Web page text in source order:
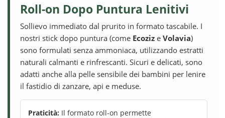
Roll-on Dopo Puntura Lenitivi
Sollievo immediato dal prurito in formato tascabile. I
nostri stick dopo puntura (come Ecoziz e Volavia)
sono formulati senza ammoniaca, utilizzando estratti
naturali calmanti e rinfrescanti. Sicuri e delicati, sono
adatti anche alla pelle sensibile dei bambini per lenire
il fastidio di zanzare, api e meduse.
Praticità: Il formato roll-on permette